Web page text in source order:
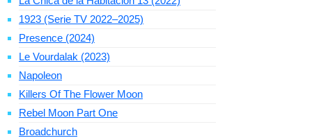
1923 (Serie TV 2022–2025)
Presence (2024)
Le Vourdalak (2023)
Napoleon
Killers Of The Flower Moon
Rebel Moon Part One
Broadchurch